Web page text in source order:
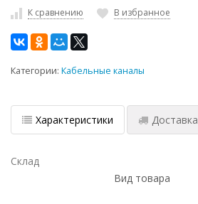
К сравнению В избранное
Категории: Кабельные каналы
Характеристики Доставка
Склад
Вид товара